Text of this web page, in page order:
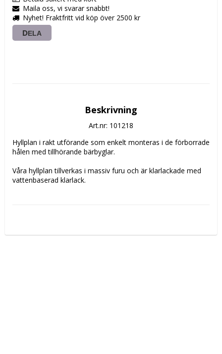
Maila oss, vi svarar snabbt!
Nyhet! Fraktfritt vid köp över 2500 kr
DELA
Beskrivning
Art.nr: 101218
Hyllplan i rakt utförande som enkelt monteras i de förborrade
hålen med tillhörande bärbyglar.
Våra hyllplan tillverkas i massiv furu och är klarlackade med
vattenbaserad klarlack.